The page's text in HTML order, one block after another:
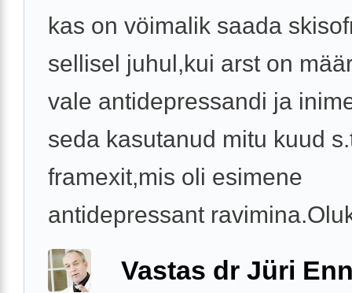
kas on vöimalik saada
sellisel juhul,kui arst on
vale antidepressandi ja
seda kasutanud mitu kuud
framexit,mis oli esimene
antidepressant
Vastas dr Jüri